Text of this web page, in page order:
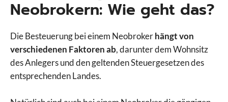
Neobrokern: Wie geht das?
Die Besteuerung bei einem Neobrokerhängt von
verschiedenen Faktoren ab, darunter dem Wohnsitz
des Anlegers und den geltenden Steuergesetzen des
entsprechenden Landes.